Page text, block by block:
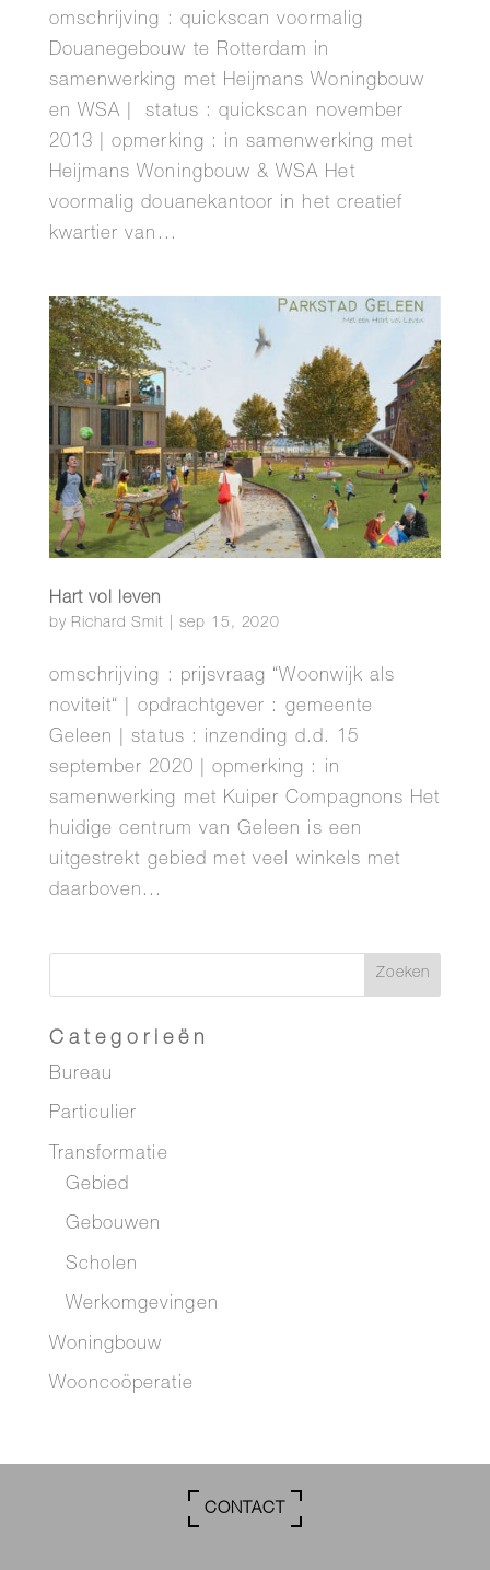
omschrijving : quickscan voormalig
Douanegebouw te Rotterdam in
samenwerking met Heijmans Woningbouw
en WSA | status : quickscan november
2013 | opmerking : in samenwerking met
Heijmans Woningbouw & WSA Het
voormalig douanekantoor in het creatief
kwartier van...
Hart vol leven
by Richard Smit sep 15, 2020
omschrijving : prijsvraag “Woonwijk als
noviteit“ | opdrachtgever : gemeente
Geleen | status : inzending d.d. 15
september 2020 | opmerking : in
samenwerking met Kuiper Compagnons Het
huidige centrum van Geleen is een
uitgestrekt gebied met veel winkels met
daarboven...
Categorieën
Bureau
Particulier
Transformatie
Gebied
Gebouwen
Scholen
Werkomgevingen
Woningbouw
Wooncoöperatie
CONTACT